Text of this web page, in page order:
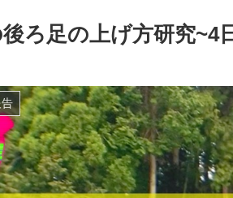
ろ足の上げ方研究~4